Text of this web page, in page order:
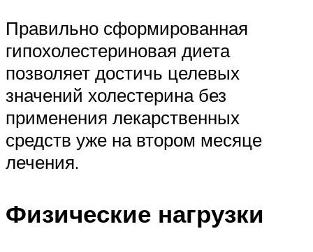
Правильно сформированная
гипохолестериновая диета
позволяет достичь целевых
значений холестерина без
применения лекарственных
средств уже на втором месяце
лечения.
Физические нагрузки